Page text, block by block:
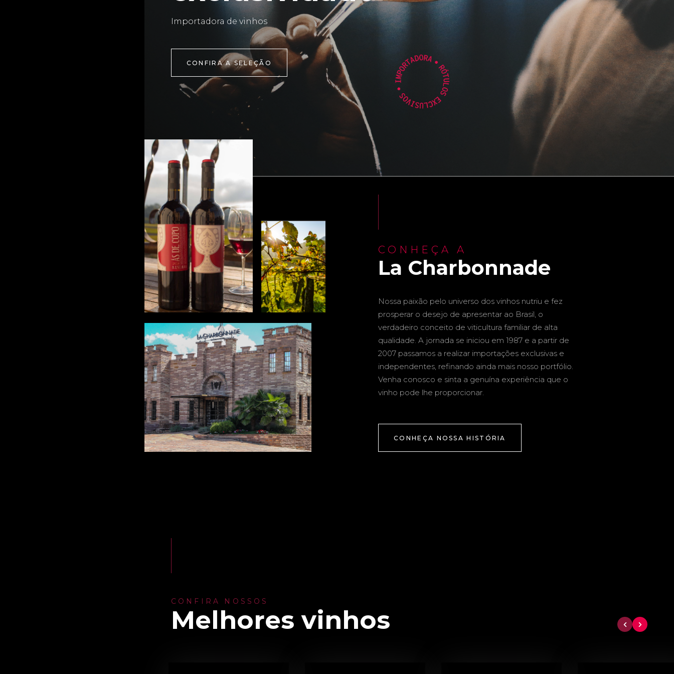
Importadora de vinhos
CONFIRA A SELEÇÃO
CONHEÇA A
La Charbonnade
Nossa paixão pelo universo dos vinhos nutriu e fez
prosperar o desejo de apresentar ao Brasil, o
verdadeiro conceito de viticultura familiar de alta
qualidade. A jornada se iniciou em 1987 e a partir de
2007 passamos a realizar importações exclusivas e
independentes, refinando ainda mais nosso portfólio.
Venha conosco e sinta a genuína experiência que o
vinho pode lhe proporcionar.
CONHEÇA NOSSA HISTÓRIA
CONFIRA NOSSOS
Melhores vinhos